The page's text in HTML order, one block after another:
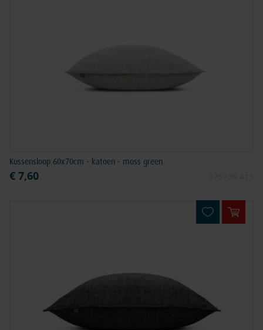
Kussensloop 60x70cm - katoen - moss green
€ 7,60
In